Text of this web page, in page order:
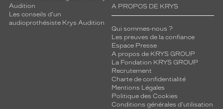
Audition
Les conseils d'un
audioprothésiste Krys Audition
A PROPOS DE KRYS
Qui sommes-nous ?
Les preuves de la confiance
Espace Presse
A propos de KRYS GROUP
La Fondation KRYS GROUP
Recrutement
Charte de confidentialité
Mentions Légales
Politique des Cookies
Conditions générales d'utilisation